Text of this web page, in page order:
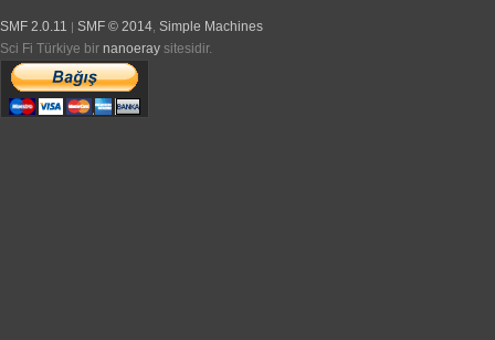
SMF 2.0.11 SMF © 2014, Simple Machines
Sci Fi Türkiye bir nanoeray sitesidir.